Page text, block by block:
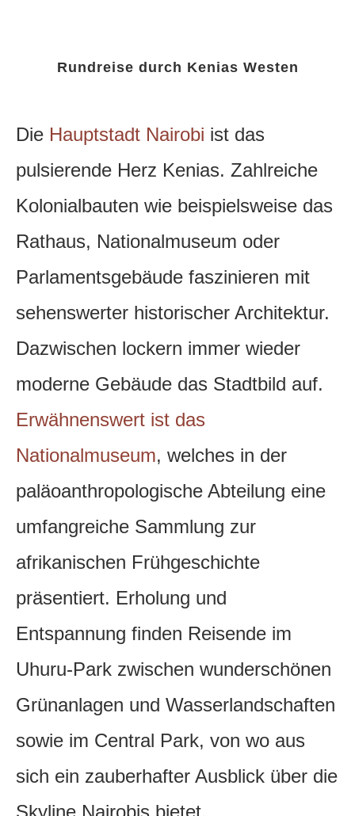
Rundreise durch Kenias Westen
Die Hauptstadt Nairobi ist das
pulsierende Herz Kenias. Zahlreiche
Kolonialbauten wie beispielsweise das
Rathaus, Nationalmuseum oder
Parlamentsgebäude faszinieren mit
sehenswerter historischer Architektur.
Dazwischen lockern immer wieder
moderne Gebäude das Stadtbild auf.
Erwähnenswert ist das
Nationalmuseum, welches in der
paläoanthropologische Abteilung eine
umfangreiche Sammlung zur
afrikanischen Frühgeschichte
präsentiert. Erholung und
Entspannung finden Reisende im
Uhuru-Park zwischen wunderschönen
Grünanlagen und Wasserlandschaften
sowie im Central Park, von wo aus
sich ein zauberhafter Ausblick über die